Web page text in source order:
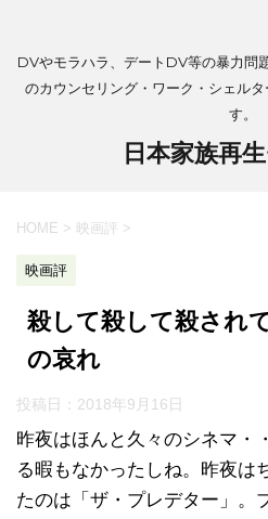
DVやモラハラ、デートDV等の暴力問
のカウンセリング・ワーク・シェル
す。
日本家族再
HOME > 映画評 >
映画評
殺して殺して殺され
の哀れ
投稿日： 2018年9月16日
昨夜はほんと久々のシネマ・
る暇もなかったしね。昨夜は
たのは「ザ・プレデター」。